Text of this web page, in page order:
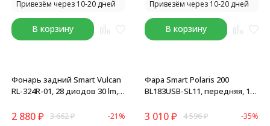
Привезём через 10-20 дней
В корзину
Привезём через 10-20 дней
В корзину
Фонарь задний Smart Vulcan
RL-324R-01, 28 диодов 30 lm, 2
штырь/верхнее перо, Li-Pol
2 880₽ 3 662₽ -21%
Фара Smart Polaris 200
BL183USB-SL11, передняя, 1
крепеж руль 22.4-31.8 мм, Li-
3 010₽ 4 596₽ -35%